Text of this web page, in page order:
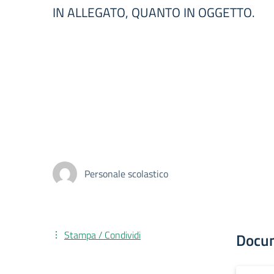
IN ALLEGATO, QUANTO IN OGGETTO.
Personale scolastico
Stampa / Condividi